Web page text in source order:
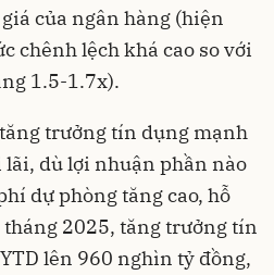
của ngân hàng (hiện
chênh lệch khá cao so với
1.5-1.7x).
trưởng tín dụng mạnh
lãi, dù lợi nhuận phần nào
dự phòng tăng cao, hỗ
2025, tăng trưởng tín
lên 960 nghìn tỷ đồng,